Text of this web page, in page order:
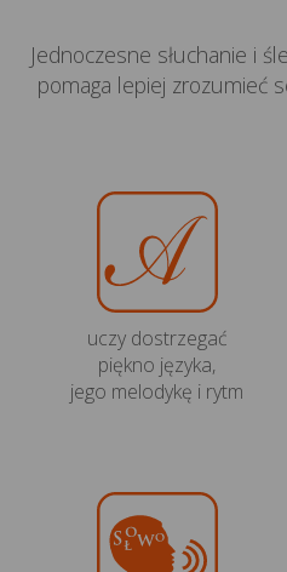
Jednoczesne słuchanie i
pomaga lepiej zrozumieć
uczy dostrzegać
piękno języka,
jego melodykę i rytm